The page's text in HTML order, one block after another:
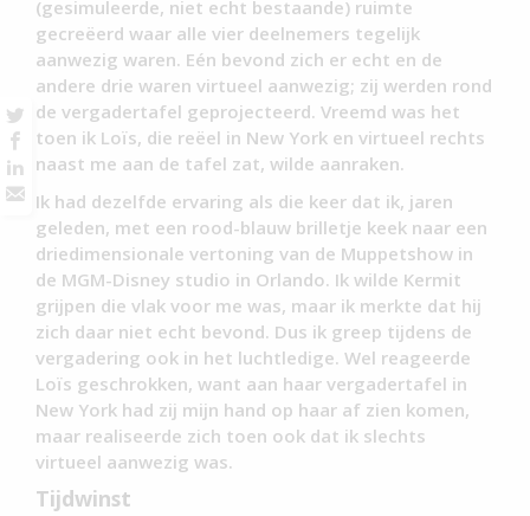
(gesimuleerde, niet echt bestaande) ruimte
gecreëerd waar alle vier deelnemers tegelijk
aanwezig waren. Eén bevond zich er echt en de
andere drie waren virtueel aanwezig; zij werden rond
de vergadertafel geprojecteerd. Vreemd was het
toen ik Loïs, die reëel in New York en virtueel rechts
naast me aan de tafel zat, wilde aanraken.
Ik had dezelfde ervaring als die keer dat ik, jaren
geleden, met een rood-blauw brilletje keek naar een
driedimensionale vertoning van de Muppetshow in
de MGM-Disney studio in Orlando. Ik wilde Kermit
grijpen die vlak voor me was, maar ik merkte dat hij
zich daar niet echt bevond. Dus ik greep tijdens de
vergadering ook in het luchtledige. Wel reageerde
Loïs geschrokken, want aan haar vergadertafel in
New York had zij mijn hand op haar af zien komen,
maar realiseerde zich toen ook dat ik slechts
virtueel aanwezig was.
Tijdwinst